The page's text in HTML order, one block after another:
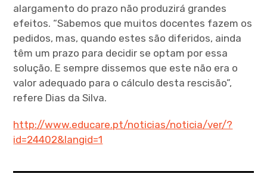
alargamento do prazo não produzirá grandes
efeitos. “Sabemos que muitos docentes fazem os
pedidos, mas, quando estes são diferidos, ainda
têm um prazo para decidir se optam por essa
solução. E sempre dissemos que este não era o
valor adequado para o cálculo desta rescisão”,
refere Dias da Silva.
http://www.educare.pt/noticias/noticia/ver/?
id=24402&langid=1